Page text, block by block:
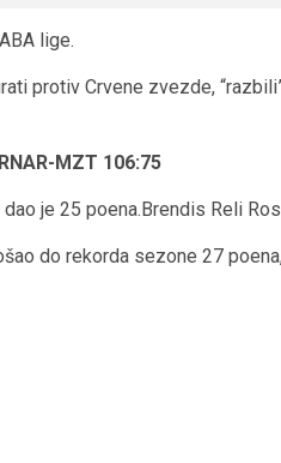
lige.
protiv Crvene zvezde,
MZT 106:75
je 25 poena.Brendis Reli
do rekorda sezone 27